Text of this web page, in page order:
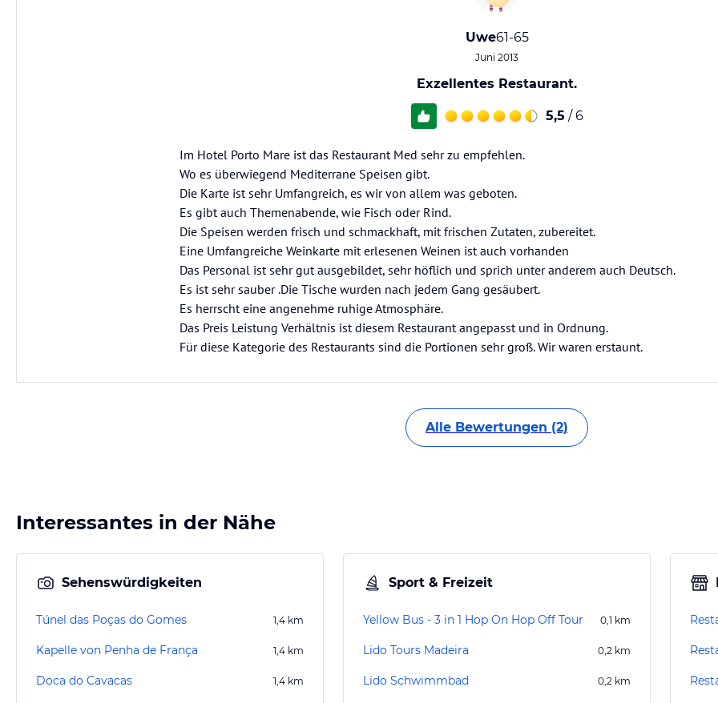
Uwe61-65
Juni 2013
Exzellentes Restaurant.
5,5 / 6
Im Hotel Porto Mare ist das Restaurant Med sehr zu empfehlen.
Wo es überwiegend Mediterrane Speisen gibt.
Die Karte ist sehr Umfangreich, es wir von allem was geboten.
Es gibt auch Themenabende, wie Fisch oder Rind.
Die Speisen werden frisch und schmackhaft, mit frischen Zutaten, zubereitet.
Eine Umfangreiche Weinkarte mit erlesenen Weinen ist auch vorhanden
Das Personal ist sehr gut ausgebildet, sehr höflich und sprich unter anderem auch Deutsch.
Es ist sehr sauber .Die Tische wurden nach jedem Gang gesäubert.
Es herrscht eine angenehme ruhige Atmosphäre.
Das Preis Leistung Verhältnis ist diesem Restaurant angepasst und in Ordnung.
Für diese Kategorie des Restaurants sind die Portionen sehr groß. Wir waren erstaunt.
Alle Bewertungen (2)
Interessantes in der Nähe
Sehenswürdigkeiten
Túnel das Poças do Gomes 1,4 km
Kapelle von Penha de França 1,4 km
Doca do Cavacas 1,4 km
Sport & Freizeit
Yellow Bus - 3 in 1 Hop On Hop Off Tour 0,1 km
Lido Tours Madeira 0,2 km
Lido Schwimmbad 0,2 km